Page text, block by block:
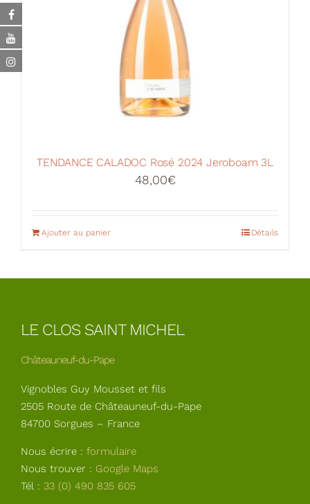
TENDANCE CALADOC Rosé 2024 Jeroboam 3L
48,00€
Ajouter au panier Détails
LE CLOS SAINT MICHEL
Châteauneuf-du-Pape
Vignobles Guy Mousset et fils
2505 Route de Châteauneuf-du-Pape
84700 Sorgues – France
Nous écrire : formulaire
Nous trouver : Google Maps
Tél : 33 (0) 490 835 605